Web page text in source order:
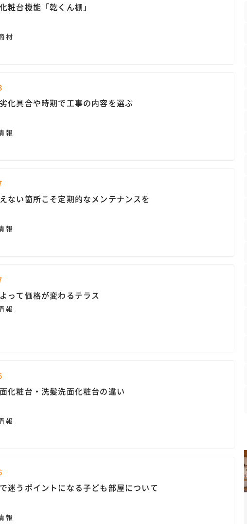
粧台機能「乾くん棚」
材
化具合や時期で工事の内容を選ぶ
報
ない箇所こそ定期的なメンテナンスを
報
って価格が変わるテラス
報
化粧台・洗髪洗面化粧台の違い
報
迷うポイントになる子ども部屋について
報